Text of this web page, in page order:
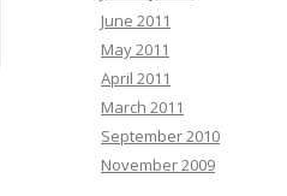
June 2011
May 2011
April 2011
March 2011
September 2010
November 2009